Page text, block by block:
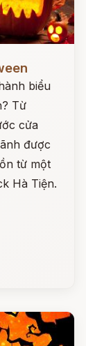
biểu
Từ
cửa
được
từ một
Hà Tiện.